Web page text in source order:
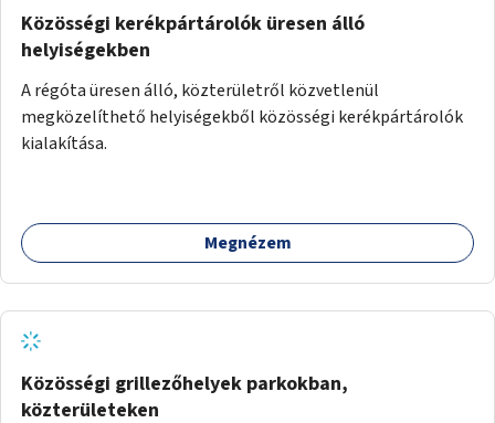
Közösségi kerékpártárolók üresen álló
helyiségekben
A régóta üresen álló, közterületről közvetlenül
megközelíthető helyiségekből közösségi kerékpártárolók
kialakítása.
Megnézem
Közösségi grillezőhelyek parkokban,
közterületeken